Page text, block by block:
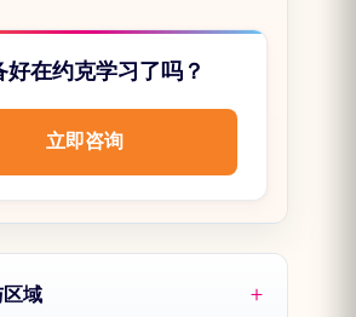
好在约克学习了吗？
立即咨询
域